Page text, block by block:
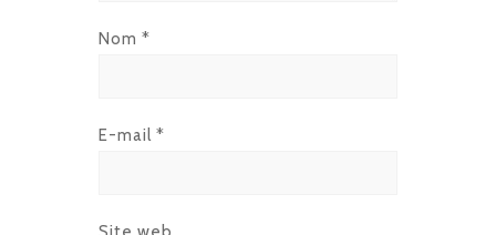
Nom *
E-mail *